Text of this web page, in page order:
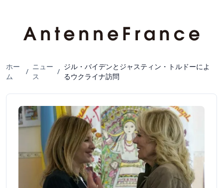
ホー
ム
/
ニュー
ス
/
ジル・バイデンとジャスティン・トルドーによ
るウクライナ訪問